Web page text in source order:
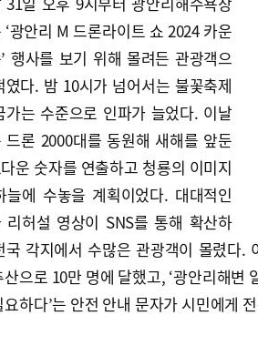
‘광안리 M 드론라이트 쇼 2024 카운
행사를 보기 위해 몰려든 관광객으
였다. 밤 10시가 넘어서는 불꽃축제
가는 수준으로 인파가 늘었다. 이날
드론 2000대를 동원해 새해를 앞둔
운 숫자를 연출하고 청룡의 이미지
늘에 수놓을 계획이었다. 대대적인
리허설 영상이 SNS를 통해 확산하
국 각지에서 수많은 관광객이 몰렸다.
산으로 10만 명에 달했고, ‘광안리해변
요하다’는 안전 안내 문자가 시민에게